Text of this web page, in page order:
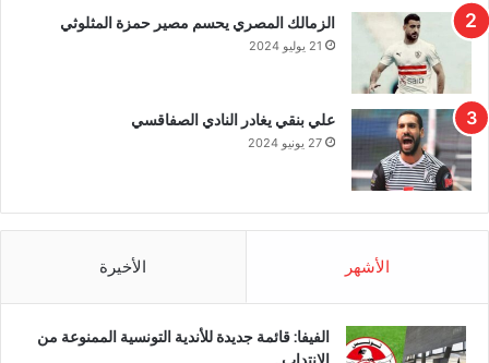
الزمالك المصري يحسم مصير حمزة المثلوثي
21 يوليو 2024
علي بنقي يغادر النادي الصفاقسي
27 يونيو 2024
الأشهر الأخيرة
الفيفا: قائمة جديدة للأندية التونسية الممنوعة من